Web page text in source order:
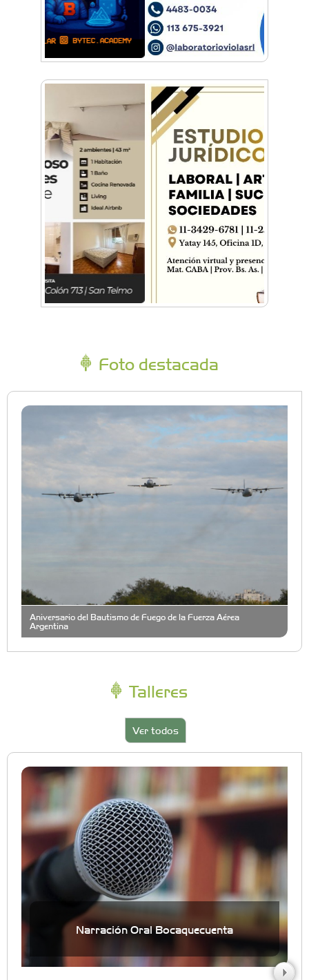
Foto destacada
Aniversario del Bautismo de Fuego de la Fuerza Aérea
Argentina
Talleres
Ver todos
Narración Oral Bocaquecuenta